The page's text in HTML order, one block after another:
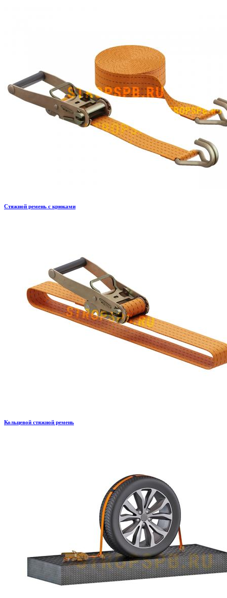
Стяжной ремень с крюками
Кольцевой стяжной ремень